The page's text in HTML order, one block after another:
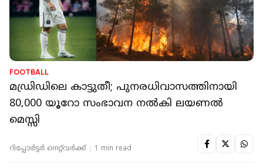
FOOTBALL
മഡ്രിഡിലെ കാട്ടുതീ; പുനരധിവാസത്തിനായി
80,000 യൂറോ സംഭാവന നല്‍കി ലയണല്‍
മെസ്സി
റിപ്പോർട്ടർ നെറ്റ്‌വര്‍ക്ക്‌ 1 min read